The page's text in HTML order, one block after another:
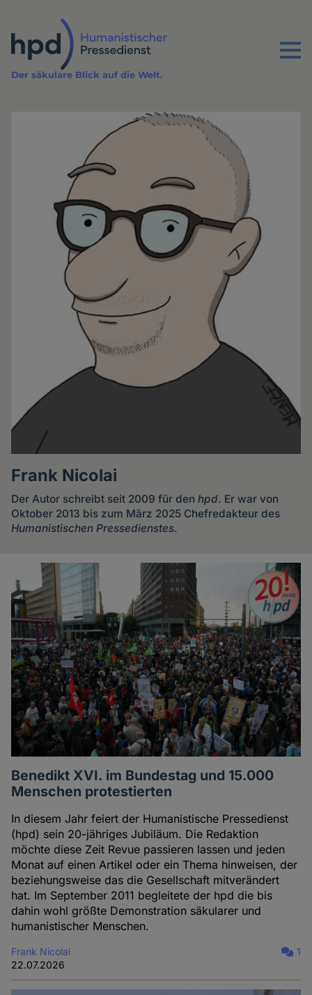
Inhalt
Menu
Der säkulare Blick auf die Welt.
Frank Nicolai
Der Autor schreibt seit 2009 für denhpd. Er war von
Oktober 2013 bis zum März 2025 Chefredakteur des
Humanistischen Pressedienstes.
Artikel
des
Autoren
Benedikt XVI. im Bundestag und 15.000
Menschen protestierten
In diesem Jahr feiert der Humanistische Pressedienst
(hpd) sein 20-jähriges Jubiläum. Die Redaktion
möchte diese Zeit Revue passieren lassen und jeden
Monat auf einen Artikel oder ein Thema hinweisen, der
beziehungsweise das die Gesellschaft mitverändert
hat. Im September 2011 begleitete der hpd die bis
dahin wohl größte Demonstration säkularer und
humanistischer Menschen.
Frank Nicolai
22.07.2026
1